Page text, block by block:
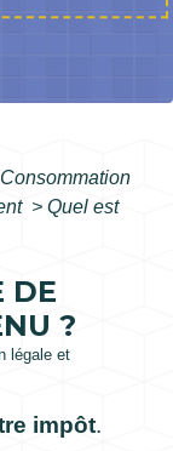
> Quel est
DE
?
légale et
impôt.